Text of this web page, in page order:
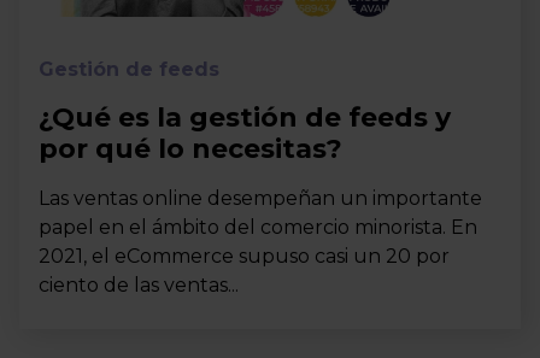
Gestión de feeds
¿Qué es la gestión de feeds y
por qué lo necesitas?
Las ventas online desempeñan un importante
papel en el ámbito del comercio minorista. En
2021, el eCommerce supuso casi un 20 por
ciento de las ventas...